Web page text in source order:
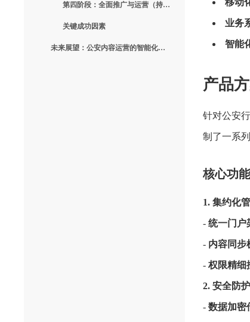
第四阶段：全面推广与运营（持续进行）
关键成功因素
未来展望：公安内容运营的智能化趋势
移动
业务
智能
产品
针对公安
制了一系
核心功
1. 集约化
- 统一门户
- 内容同步
- 权限精细
2. 安全防
- 数据加密